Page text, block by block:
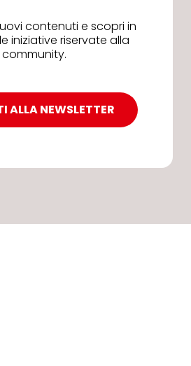
contenuti e scopri in
iniziative riservate alla
community.
ALLA NEWSLETTER